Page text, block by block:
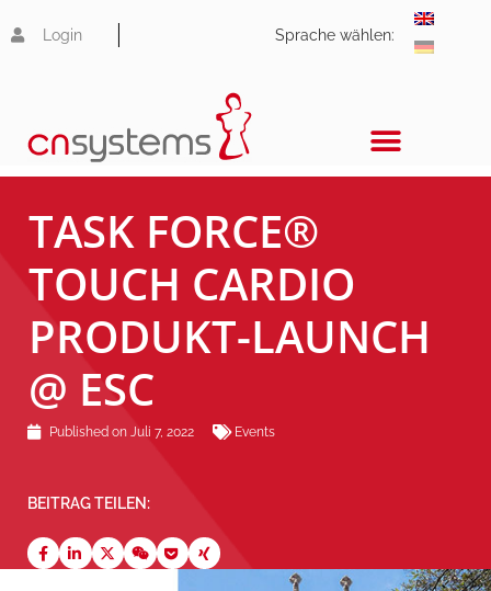
Login Sprache wählen:
TASK FORCE®
TOUCH CARDIO
PRODUKT-LAUNCH
@ ESC
Published on Juli 7, 2022 Events
BEITRAG TEILEN: